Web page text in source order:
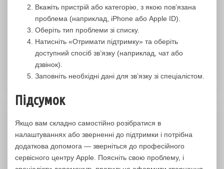
Вкажіть пристрій або категорію, з якою пов’язана
проблема (наприклад, iPhone або Apple ID).
Оберіть тип проблеми зі списку.
Натисніть «Отримати підтримку» та оберіть
доступний спосіб зв’язку (наприклад, чат або
дзвінок).
Заповніть необхідні дані для зв’язку зі спеціалістом.
Підсумок
Якщо вам складно самостійно розібратися в
налаштуваннях або зверненні до підтримки і потрібна
додаткова допомога — зверніться до професійного
сервісного центру Apple. Поясніть свою проблему, і